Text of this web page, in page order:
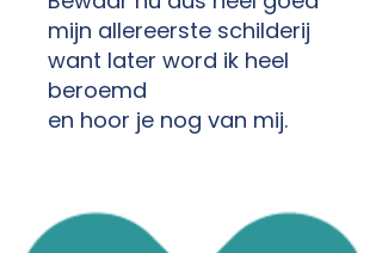
mijn allereerste schilderij
want later word ik heel
beroemd
en hoor je nog van mij.